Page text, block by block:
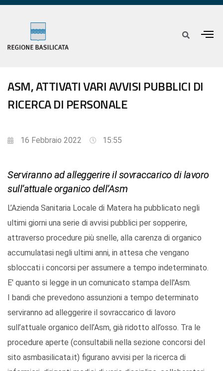
ASM, ATTIVATI VARI AVVISI PUBBLICI DI
RICERCA DI PERSONALE
16 Febbraio 2022 15:55
Serviranno ad alleggerire il sovraccarico di lavoro
sull’attuale organico dell’Asm
L’Azienda Sanitaria Locale di Matera ha pubblicato negli
ultimi giorni una serie di avvisi pubblici per sopperire,
attraverso procedure più snelle, alla carenza di organico
accumulatasi negli ultimi anni, in attesa che vengano
sbloccati i concorsi per assumere a tempo indeterminato.
E' quanto si legge in un comunicato stampa dell'Asm.
I bandi che prevedono assunzioni a tempo determinato
serviranno ad alleggerire il sovraccarico di lavoro
sull’attuale organico dell’Asm, già ridotto all’osso. Tra le
procedure aperte (consultabili nella sezione concorsi del
sito asmbasilicata.it) figurano avvisi per la ricerca di